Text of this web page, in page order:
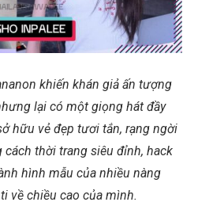
khiến khán giả ấn tượng
lại có một giọng hát đầy
hữu vẻ đẹp tươi tắn, rạng ngời
thời trang siêu đỉnh, hack
hình mẫu của nhiều nàng
về chiều cao của mình.